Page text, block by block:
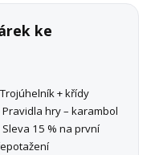
ke
+ křídy
Pravidla hry – karambol
Sleva 15 % na první